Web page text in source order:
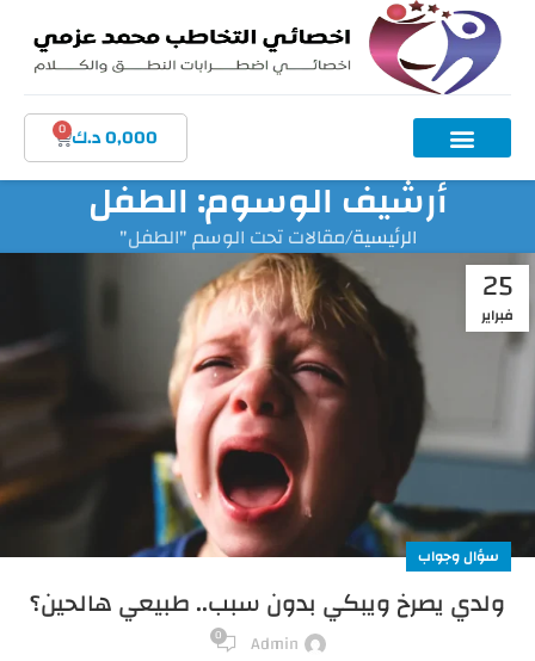
0,000د.ك 0
أرشيف الوسوم: الطفل
الرئيسية مقالات تحت الوسم "الطفل"
25
فبراير
سؤال وجواب
ولدي يصرخ ويبكي بدون سبب.. طبيعي هالحين؟
Admin
0